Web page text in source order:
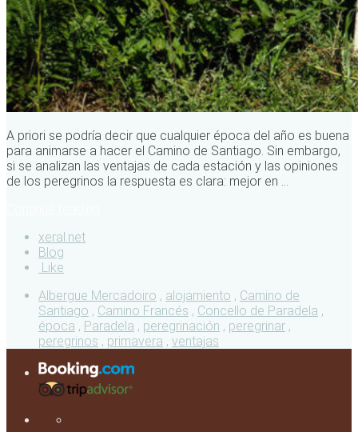
A priori se podría decir que cualquier época del año es buena
para animarse a hacer el Camino de Santiago. Sin embargo,
si se analizan las ventajas de cada estación y las opiniones
de los peregrinos la respuesta es clara: mejor en ...
xeral.net
Blog
Like
Albergue Mercadoiro , alojamiento , Camino de
Santiago , Camino Francés , Concello de Paradela ,
época , Paradela , peregrinación , peregrinar ,
peregrinos , primavera , ventajas